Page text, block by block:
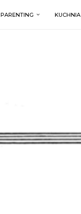
PARENTING KUCHNIA